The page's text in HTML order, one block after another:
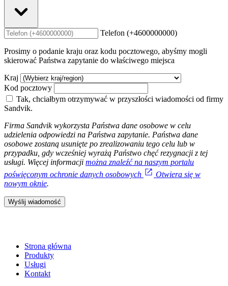
Telefon (+4600000000)
Prosimy o podanie kraju oraz kodu pocztowego, abyśmy mogli
skierować Państwa zapytanie do właściwego miejsca
Kraj
Kod pocztowy
Tak, chciałbym otrzymywać w przyszłości wiadomości od firmy
Sandvik.
Firma Sandvik wykorzysta Państwa dane osobowe w celu
udzielenia odpowiedzi na Państwa zapytanie. Państwa dane
osobowe zostaną usunięte po zrealizowaniu tego celu lub w
przypadku, gdy wcześniej wyrażą Państwo chęć rezygnacji z tej
usługi. Więcej informacji można znaleźć na naszym portalu
poświęconym ochronie danych osobowych
Otwiera się w
nowym oknie.
Wyślij wiadomość
Strona główna
Produkty
Usługi
Kontakt